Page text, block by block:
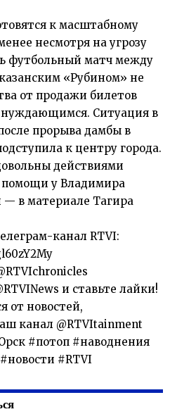
к масштабному
несмотря на угрозу
футбольный матч между
«Рубином» не
от продажи билетов
Ситуация в
прорыва дамбы в
к центру города.
действиями
помощи у Владимира
в материале Тагира
канал RTVI:
и ставьте лайки!
от новостей,
канал @RTVItainment
#потоп #наводнения
#RTVI